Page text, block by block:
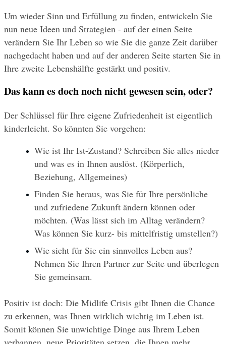
Um wieder Sinn und Erfüllung zu finden, entwickeln Sie
nun neue Ideen und Strategien - auf der einen Seite
verändern Sie Ihr Leben so wie Sie die ganze Zeit darüber
nachgedacht haben und auf der anderen Seite starten Sie in
Ihre zweite Lebenshälfte gestärkt und positiv.
Das kann es doch noch nicht gewesen sein, oder?
Der Schlüssel für Ihre eigene Zufriedenheit ist eigentlich
kinderleicht. So könnten Sie vorgehen:
Wie ist Ihr Ist-Zustand? Schreiben Sie alles nieder
und was es in Ihnen auslöst. (Körperlich,
Beziehung, Allgemeines)
Finden Sie heraus, was Sie für Ihre persönliche
und zufriedene Zukunft ändern können oder
möchten. (Was lässt sich im Alltag verändern?
Was können Sie kurz- bis mittelfristig umstellen?)
Wie sieht für Sie ein sinnvolles Leben aus?
Nehmen Sie Ihren Partner zur Seite und überlegen
Sie gemeinsam.
Positiv ist doch: Die Midlife Crisis gibt Ihnen die Chance
zu erkennen, was Ihnen wirklich wichtig im Leben ist.
Somit können Sie unwichtige Dinge aus Ihrem Leben